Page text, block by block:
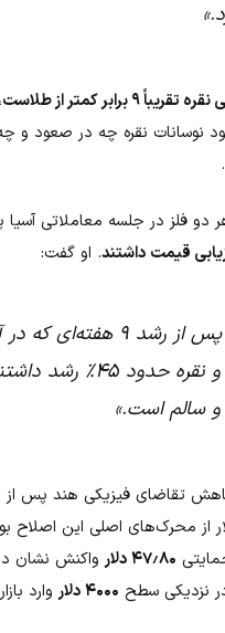
۹ برابر کمتر از طلاست
نوسانات نقره چه در صعود و
دو فلز در جلسه معاملاتی
قیمت داشتند. او گفت:
«اصلاح اخیر پس از رشد ۹
بیش از ۳۱٪ و نقره حدود ۴۵٪ رشد
سالم است.»
تقاضای فیزیکی هند پس
از محرک‌های اصلی این اصلاح
۴۷٫۸۰ دلار
واکنش نشان
نزدیکی سطح ۴۰۰۰ دلار وارد